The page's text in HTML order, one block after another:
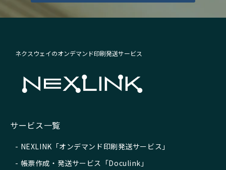
ネクスウェイのオンデマンド印刷発送サービス
サービス一覧
NEXLINK「オンデマンド印刷発送サービス」
帳票作成・発送サービス「Doculink」